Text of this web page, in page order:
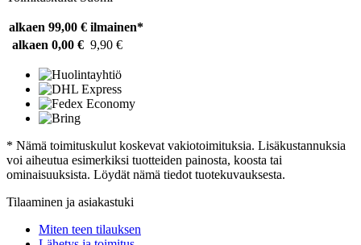
alkaen 99,00 € ilmainen*
alkaen 0,00 € 9,90 €
* Nämä toimituskulut koskevat vakiotoimituksia. Lisäkustannuksia
voi aiheutua esimerkiksi tuotteiden painosta, koosta tai
ominaisuuksista. Löydät nämä tiedot tuotekuvauksesta.
Tilaaminen ja asiakastuki
Miten teen tilauksen